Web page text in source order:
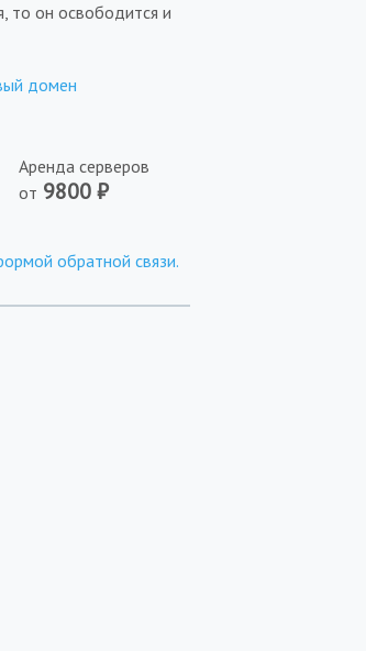
то он освободится и
домен
Аренда серверов
от
₽
обратной связи.